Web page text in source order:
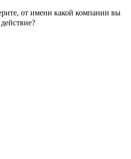
от имени какой компании вы